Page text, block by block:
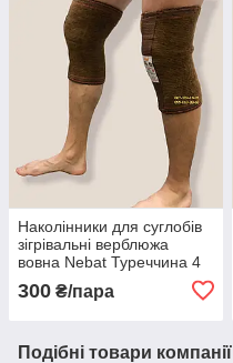
Наколінники для суглобів
зігрівальні верблюжа
вовна Nebat Туреччина 4
300 ₴/пара
Подібні товари компанії